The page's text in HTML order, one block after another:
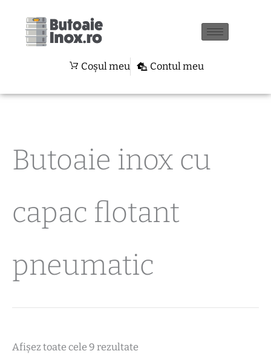
content
Coșul meu
Contul meu
Butoaie inox cu
capac flotant
pneumatic
Afișez toate cele 9 rezultate
la
mic